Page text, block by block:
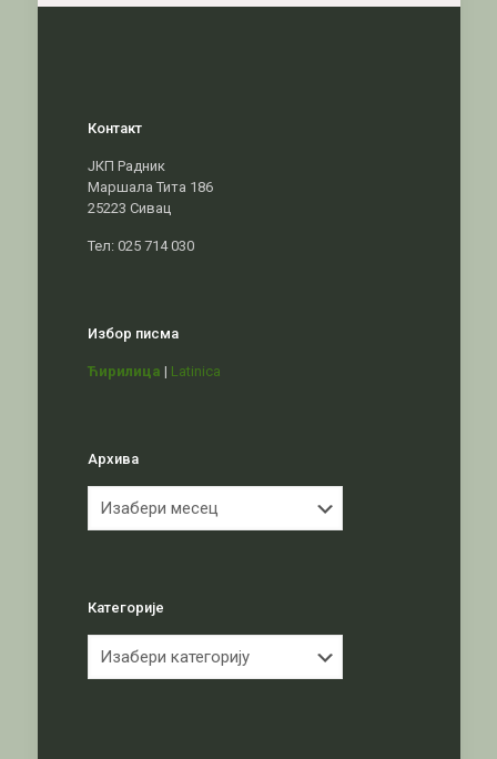
Контакт
ЈКП Радник
Маршала Тита 186
25223 Сивац
Тел: 025 714 030
Избор писма
Ћирилица | Latinica
Архива
Категорије